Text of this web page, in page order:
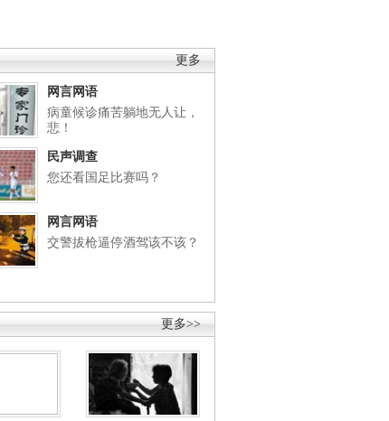
更多
网言网语
病童候诊痛苦躺地无人让，
悲！
民声调查
您还看国足比赛吗？
网言网语
交警拔枪逼停酒驾该不该？
更多>>